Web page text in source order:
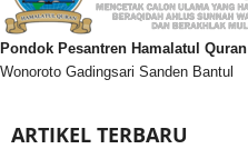
Pondok Pesantren Hamalatul Quran
Wonoroto Gadingsari Sanden Bantul
ARTIKEL TERBARU